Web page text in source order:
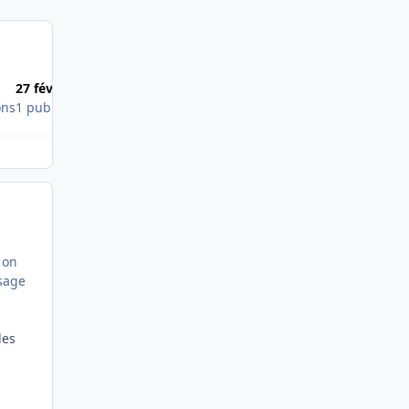
27 févr. 2010
1 publication